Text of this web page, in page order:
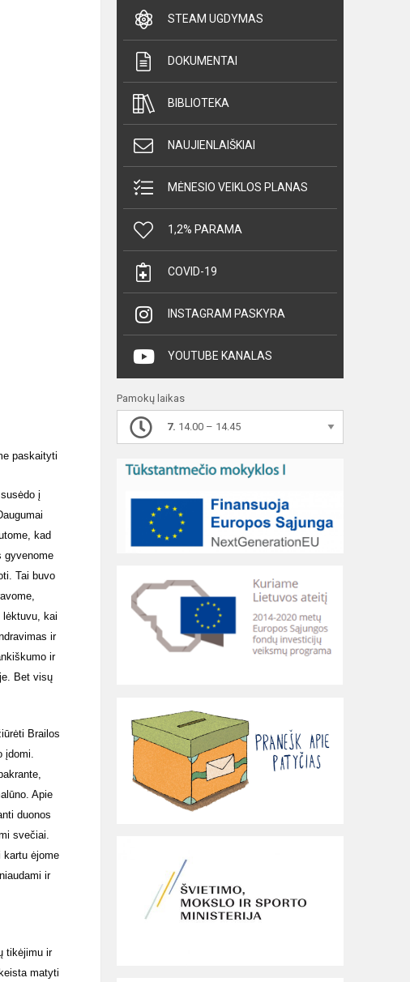
paskaityti
į
kad
gyvenome
Tai buvo
kai
ir
ir
Bet visų
Brailos
įdomi.
Apie
duonos
svečiai.
kartu ėjome
ir
tikėjimu ir
matyti
STEAM UGDYMAS
DOKUMENTAI
BIBLIOTEKA
NAUJIENLAIŠKIAI
MĖNESIO VEIKLOS PLANAS
1,2% PARAMA
COVID-19
INSTAGRAM PASKYRA
YOUTUBE KANALAS
Pamokų laikas
7. 14.00 – 14.45